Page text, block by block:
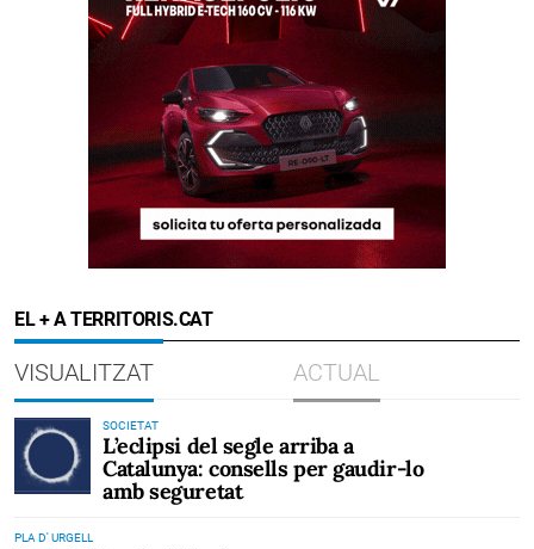
EL + A TERRITORIS.CAT
VISUALITZAT ACTUAL
SOCIETAT
L’eclipsi del segle arriba a
Catalunya: consells per gaudir-lo
amb seguretat
PLA D' URGELL